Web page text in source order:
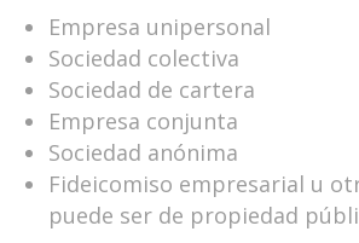
Empresa unipersonal
Sociedad colectiva
Sociedad de cartera
Empresa conjunta
Sociedad anónima
Fideicomiso empresarial u
puede ser de propiedad